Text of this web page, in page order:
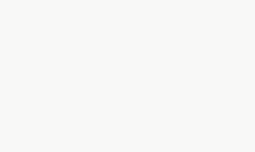
потребление участниками составляло
норма - 420 мг для мужчин и 320 мг для
ЧИТАЙ ТАКЖЕ - Газировка провоцирует